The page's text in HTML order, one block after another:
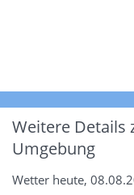
Weitere Details
Umgebung
Wetter heute,